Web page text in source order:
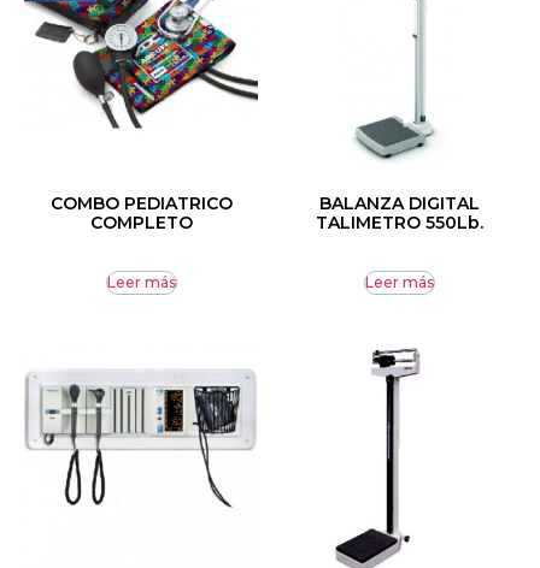
COMBO PEDIATRICO
COMPLETO
Leer más
BALANZA DIGITAL
TALIMETRO 550Lb.
Leer más